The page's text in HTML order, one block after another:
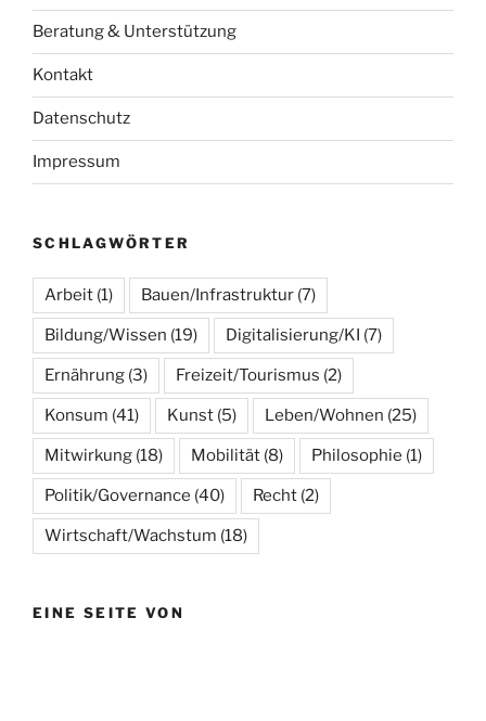
Beratung & Unterstützung
Kontakt
Datenschutz
Impressum
SCHLAGWÖRTER
Arbeit (1) Bauen/Infrastruktur (7)
Bildung/Wissen (19) Digitalisierung/KI (7)
Ernährung (3) Freizeit/Tourismus (2)
Konsum (41) Kunst (5) Leben/Wohnen (25)
Mitwirkung (18) Mobilität (8) Philosophie (1)
Politik/Governance (40) Recht (2)
Wirtschaft/Wachstum (18)
EINE SEITE VON